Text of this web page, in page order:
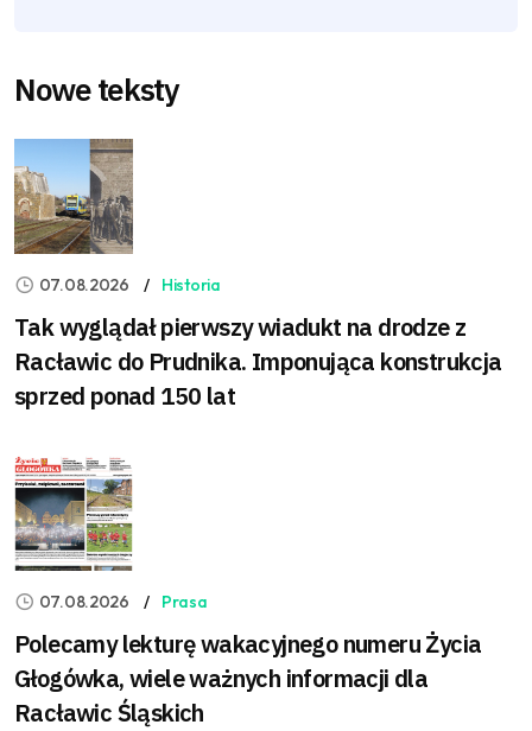
Nowe teksty
07.08.2026 Historia
Tak wyglądał pierwszy wiadukt na drodze z
Racławic do Prudnika. Imponująca konstrukcja
sprzed ponad 150 lat
07.08.2026 Prasa
Polecamy lekturę wakacyjnego numeru Życia
Głogówka, wiele ważnych informacji dla
Racławic Śląskich